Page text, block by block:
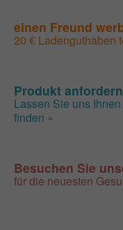
einen Freund
20 € Ladenguthaben
Produkt anfordern
Lassen Sie uns
finden »
Besuchen Sie
für die neuesten